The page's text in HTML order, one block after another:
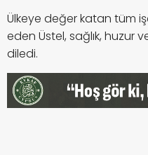
Ülkeye değer katan tüm
eden Üstel, sağlık, huzur
diledi.